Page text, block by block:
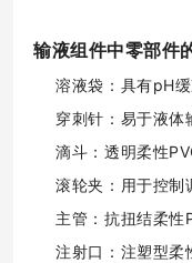
输液组件中零部件
溶液袋：具有pH
穿刺针：易于液体
滴斗：透明柔性
滚轮夹：用于控制
主管：抗扭结柔性
注射口：注塑型柔